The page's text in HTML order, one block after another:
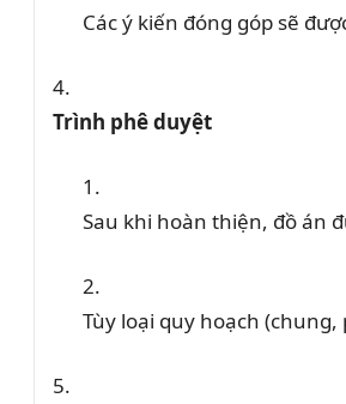
Các ý kiến đóng góp sẽ
Trình phê duyệt
Sau khi hoàn thiện, đồ án
Tùy loại quy hoạch